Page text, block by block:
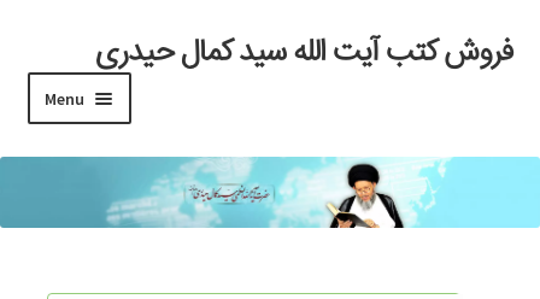
Skip
to
Skip
to
فروش کتب آیت الله سید کمال حیدری
Menu
خانه
#97 (بدون عنوان)